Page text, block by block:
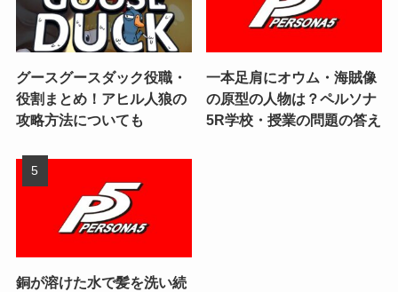
グースグースダック役職・
役割まとめ！アヒル人狼の
攻略方法についても
一本足肩にオウム・海賊像
の原型の人物は？ペルソナ
5R学校・授業の問題の答え
銅が溶けた水で髪を洗い続